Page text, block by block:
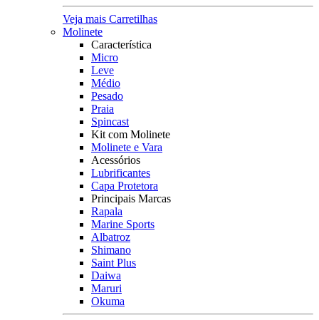
Veja mais Carretilhas
Molinete
Característica
Micro
Leve
Médio
Pesado
Praia
Spincast
Kit com Molinete
Molinete e Vara
Acessórios
Lubrificantes
Capa Protetora
Principais Marcas
Rapala
Marine Sports
Albatroz
Shimano
Saint Plus
Daiwa
Maruri
Okuma